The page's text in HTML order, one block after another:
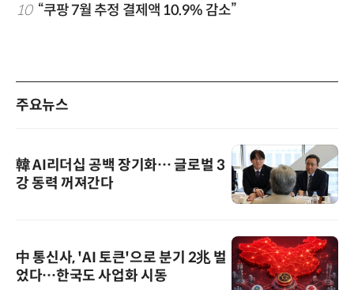
10 “쿠팡 7월 추정 결제액 10.9% 감소”
주요뉴스
韓 AI리더십 공백 장기화… 글로벌 3
강 동력 꺼져간다
中 통신사, 'AI 토큰'으로 분기 2兆 벌
었다…한국도 사업화 시동